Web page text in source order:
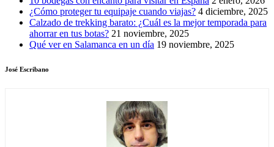
¿Cómo proteger tu equipaje cuando viajas? 4 diciembre, 2025
Calzado de trekking barato: ¿Cuál es la mejor temporada para
ahorrar en tus botas? 21 noviembre, 2025
Qué ver en Salamanca en un día 19 noviembre, 2025
José Escribano